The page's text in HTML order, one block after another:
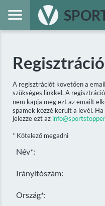
Regisztráció
A regisztrációt követően a
szükséges linkkel. A
nem kapja meg ezt az emailt
spamek közzé került a levél.
jelezze ezt az
* Kötelező megadni
Név*:
Irányítószám:
Ország*: